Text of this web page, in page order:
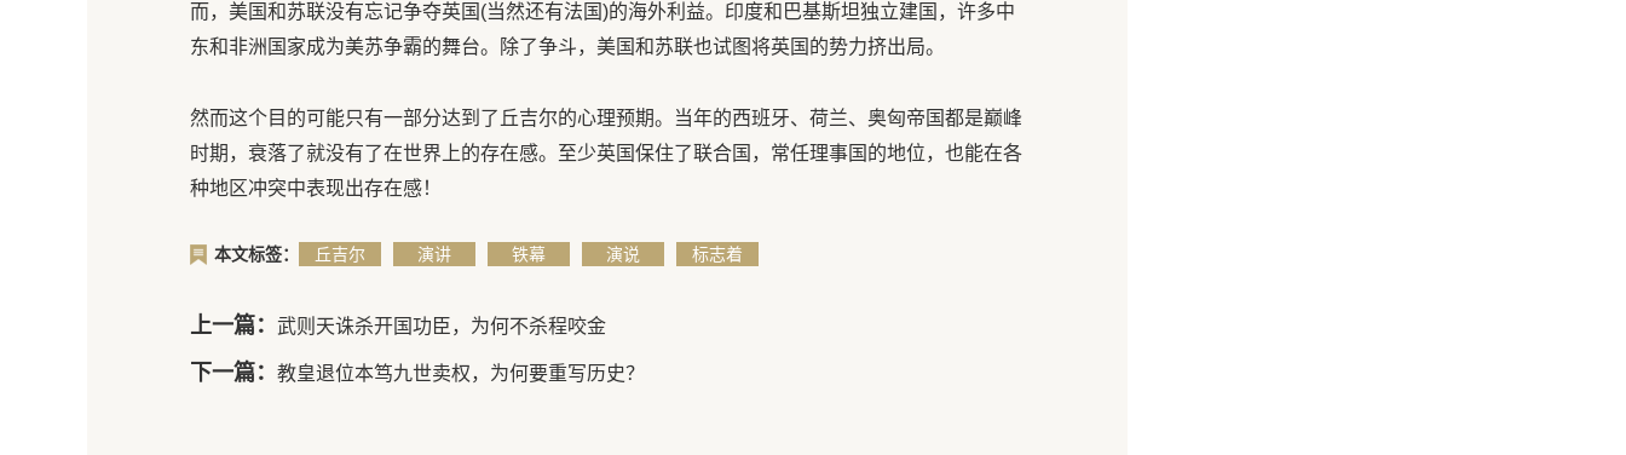
而，美国和苏联没有忘记争夺英国(当然还有法国)的海外利益。印度和巴基斯坦独立建国，许多中
东和非洲国家成为美苏争霸的舞台。除了争斗，美国和苏联也试图将英国的势力挤出局。
然而这个目的可能只有一部分达到了丘吉尔的心理预期。当年的西班牙、荷兰、奥匈帝国都是巅峰
时期，衰落了就没有了在世界上的存在感。至少英国保住了联合国，常任理事国的地位，也能在各
种地区冲突中表现出存在感！
本文标签： 丘吉尔 演讲 铁幕 演说 标志着
上一篇： 武则天诛杀开国功臣，为何不杀程咬金
下一篇： 教皇退位本笃九世卖权，为何要重写历史？